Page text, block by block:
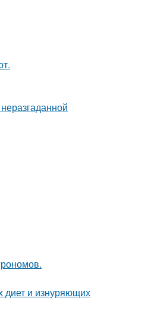
диет и изнуряющих